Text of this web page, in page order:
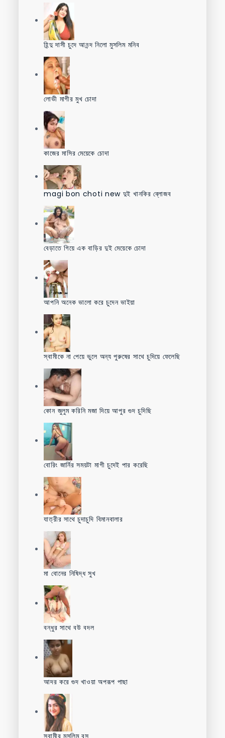
হিন্দু দাসী চুদে আনন্দ নিলো মুসলিম মনিব
লোভী মাগীর মুখ চোদা
কাজের মাসির মেয়েকে চোদা
magi bon choti new দুই খানকির ব্লোজব
বেড়াতে গিয়ে এক বাড়ির দুই মেয়েকে চোদা
আপনি অনেক ভালো করে চুদেন ভাইয়া
স্বামীকে না পেয়ে ভুলে অন্য পুরুষের সাথে চুদিয়ে ফেলেছি
কোন জুলুম করিনি মজা দিয়ে আপুর গুদ চুদিছি
বোরিং জার্নির সময়টা মাগী চুদেই পার করেছি
যাত্রীর সাথে চুদাচুদি বিমানবালার
মা বোনের নিষিদ্ধ সুখ
বন্ধুর সাথে বউ বদল
আদর করে গুদ খাওয়া অপরূপ পাছা
স্বামীর মুসলিম বস